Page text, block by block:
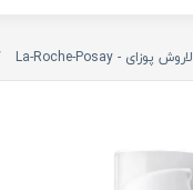
لاروش پوزای - La-Roche-Posay